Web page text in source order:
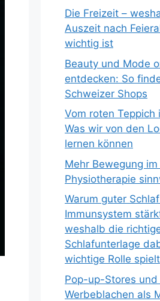
Die Freizeit –
Auszeit nach
wichtig ist
Beauty und Mode
entdecken: So
Schweizer Shops
Vom roten Teppich
Was wir von den
lernen können
Mehr Bewegung
Physiotherapie
Warum guter
Immunsystem
weshalb die
Schlafunterlage
wichtige Rolle spielt
Pop-up-Stores
Werbeblachen als